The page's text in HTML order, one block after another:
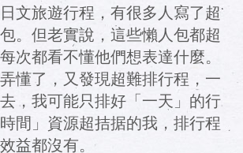
文旅遊行程，有很多人寫了超
。但老實說，這些懶人包都超
次都看不懂他們想表達什麼。
懂了，又發現超難排行程，一
，我可能只排好「一天」的行
間」資源超拮据的我，排行程
益都沒有。